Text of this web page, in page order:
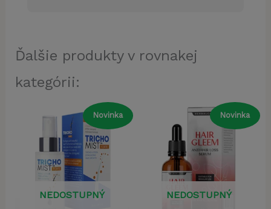
Ďalšie produkty v rovnakej
kategórii:
Novinka
NEDOSTUPNÝ
Novinka
NEDOSTUPNÝ